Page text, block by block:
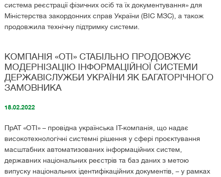
система реєстрації фізичних осіб та їх документування» для
Міністерства закордонних справ України (ВІС МЗС), а також
продовжила технічну підтримку системи.
КОМПАНІЯ «ОТІ» СТАБІЛЬНО ПРОДОВЖУЄ
МОДЕРНІЗАЦІЮ ІНФОРМАЦІЙНОЇ СИСТЕМИ
ДЕРЖАВІСЛУЖБИ УКРАЇНИ ЯК БАГАТОРІЧНОГО
ЗАМОВНИКА
18.02.2022
ПрАТ «ОТІ» – провідна українська IT-компанія, що надає
високотехнологічні системні рішення у сфері проєктування
масштабних автоматизованих інформаційних систем,
державних національних реєстрів та баз даних з метою
випуску національних ідентифікаційних документів, – у рамках